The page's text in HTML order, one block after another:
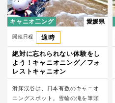
キャニオ二ング 愛媛県
開催日程
適時
絶対に忘れられない体験をし
よう！キャニオニング／フォ
レストキャニオン
滑床渓谷は、日本有数のキャニオ
ニングスポット。雪輪の滝を筆頭